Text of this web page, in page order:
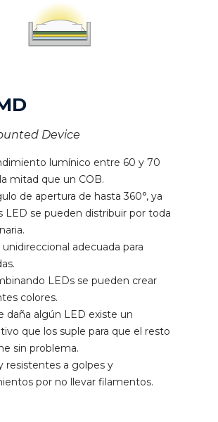
Device
lumínico entre 60 y 70
mitad que un COB.
de apertura de hasta 360°, ya
LED se pueden distribuir por toda
unidireccional adecuada para
LEDs se pueden crear
colores.
daña algún LED existe un
que los suple para que el resto
sin problema.
resistentes a golpes y
por no llevar filamentos.